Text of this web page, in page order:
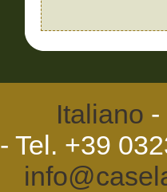
Italiano -
- Tel. +39